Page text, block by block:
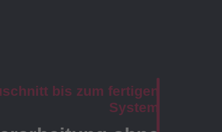
bis zum fertigen
System